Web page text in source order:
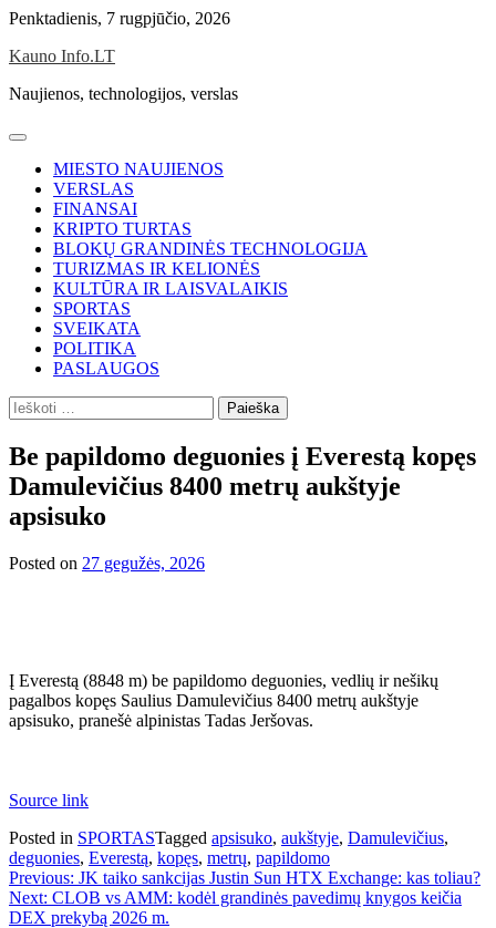
Skip
content
Penktadienis, 7 rugpjūčio, 2026
Kauno Info.LT
Naujienos, technologijos, verslas
MIESTO NAUJIENOS
VERSLAS
FINANSAI
KRIPTO TURTAS
BLOKŲ GRANDINĖS TECHNOLOGIJA
TURIZMAS IR KELIONĖS
KULTŪRA IR LAISVALAIKIS
SPORTAS
SVEIKATA
POLITIKA
PASLAUGOS
Ieškoti:
Be papildomo deguonies į Everestą kopęs
Damulevičius 8400 metrų aukštyje
apsisuko
Posted on 27 gegužės, 2026
Į Everestą (8848 m) be papildomo deguonies, vedlių ir nešikų
pagalbos kopęs Saulius Damulevičius 8400 metrų aukštyje
apsisuko, pranešė alpinistas Tadas Jeršovas.
Source link
Posted in SPORTASTagged apsisuko, aukštyje, Damulevičius,
deguonies, Everestą, kopęs, metrų, papildomo
Navigacija
tarp
Previous: JK taiko sankcijas Justin Sun HTX Exchange: kas toliau?
Next: CLOB vs AMM: kodėl grandinės pavedimų knygos keičia
DEX prekybą 2026 m.